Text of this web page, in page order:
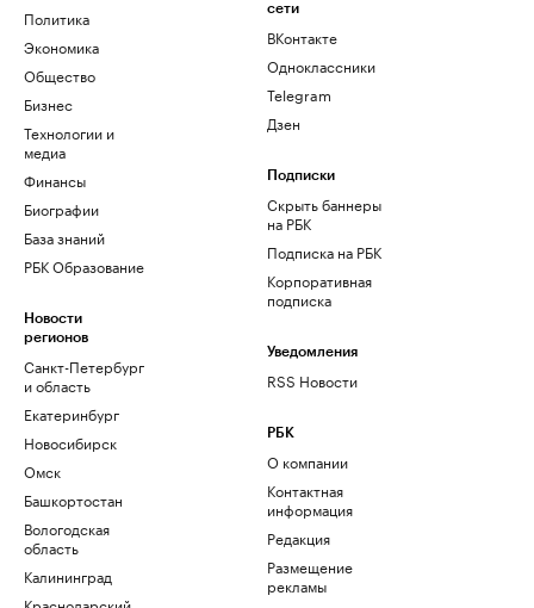
Политика
Экономика
Общество
Бизнес
Технологии и
медиа
Финансы
Биографии
База знаний
РБК Образование
Новости
регионов
Санкт-Петербург
и область
Екатеринбург
Новосибирск
Омск
Башкортостан
Вологодская
область
Калининград
сети
ВКонтакте
Одноклассники
Telegram
Дзен
Подписки
Скрыть баннеры
на РБК
Подписка на РБК
Корпоративная
подписка
Уведомления
RSS Новости
РБК
О компании
Контактная
информация
Редакция
Размещение
рекламы